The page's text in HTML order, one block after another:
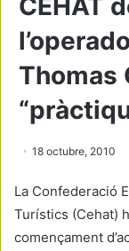
CEHAT
Thomas
18 octubre, 2010
La Confederació
Turístics (Cehat)
començament